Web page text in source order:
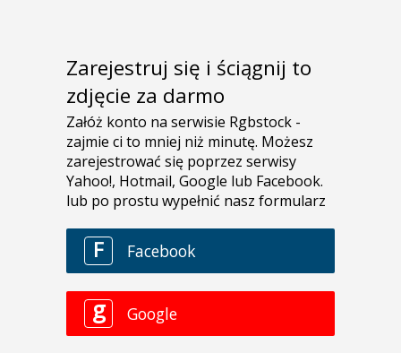
Zarejestruj się i ściągnij to
zdjęcie za darmo